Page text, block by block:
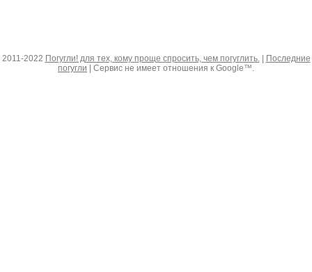
2011-2022 Погугли! для тех, кому проще спросить, чем погуглить.|
Последние
погугли | Сервис не имеет отношения к Google™.